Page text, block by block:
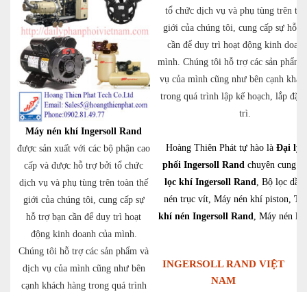
Máy nén khí Ingersoll Rand
được sản xuất với các bộ phận cao
cấp và được hỗ trợ bởi tổ chức
dịch vụ và phụ tùng trên toàn thế
giới của chúng tôi, cung cấp sự
hỗ trợ bạn cần để duy trì hoạt
động kinh doanh của mình.
Chúng tôi hỗ trợ các sản phẩm và
dịch vụ của mình cũng như bên
cạnh khách hàng trong quá trình
tổ chức dịch vụ và phụ tùng trên
giới của chúng tôi, cung cấp sự hỗ
cần để duy trì hoạt động kinh
mình. Chúng tôi hỗ trợ các sản phẩm
vụ của mình cũng như bên cạnh
trong quá trình lập kế hoạch, lắp đặt
trì.
Hoàng Thiên Phát tự hào là Đại lý
phối Ingersoll Randchuyên cung
lọc khí Ingersoll Rand, Bộ lọc
nén trục vít, Máy nén khí piston,
khí nén Ingersoll Rand, Máy nén
INGERSOLL RAND VIỆT
NAM